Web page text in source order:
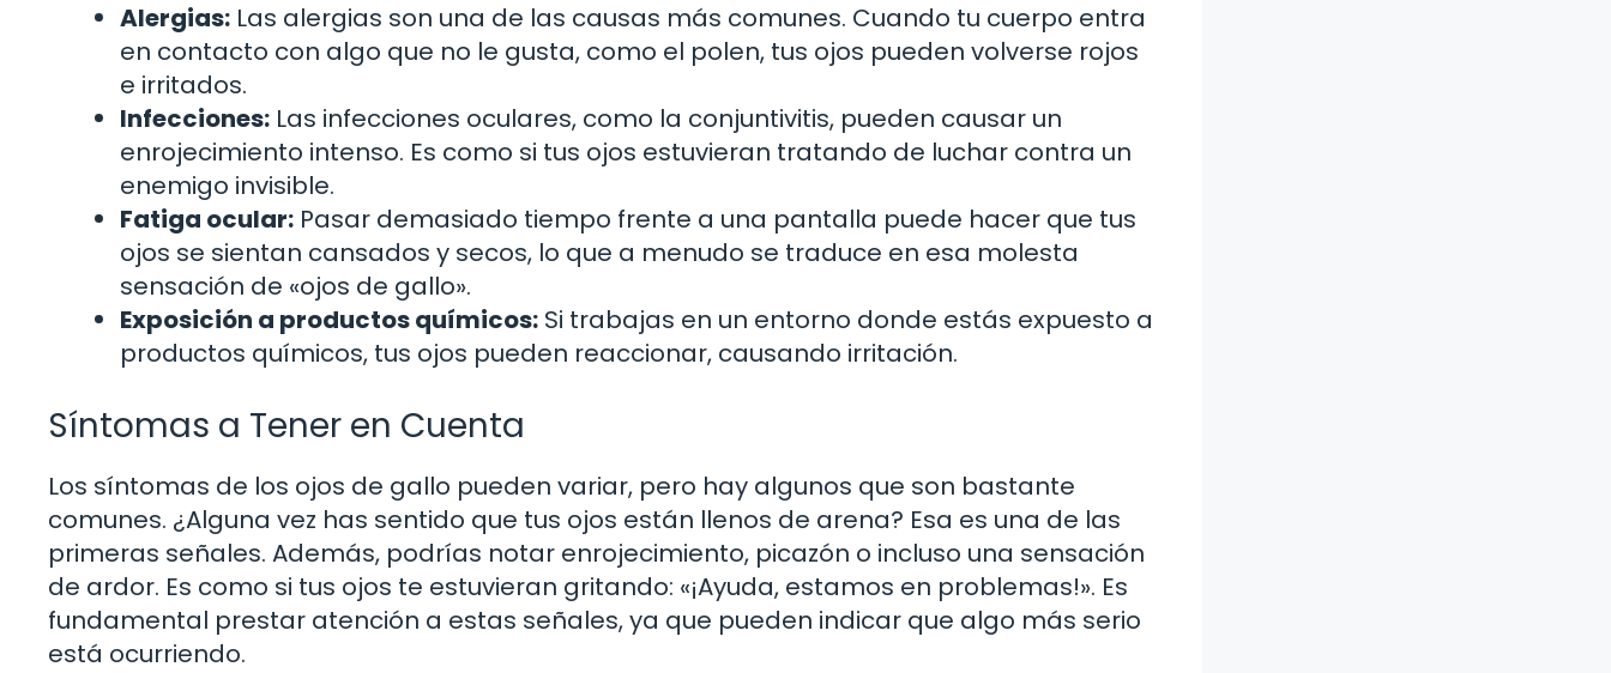
Alergias: Las alergias son una de las causas más comunes. Cuando tu cuerpo entra
en contacto con algo que no le gusta, como el polen, tus ojos pueden volverse rojos
e irritados.
Infecciones: Las infecciones oculares, como la conjuntivitis, pueden causar un
enrojecimiento intenso. Es como si tus ojos estuvieran tratando de luchar contra un
enemigo invisible.
Fatiga ocular: Pasar demasiado tiempo frente a una pantalla puede hacer que tus
ojos se sientan cansados y secos, lo que a menudo se traduce en esa molesta
sensación de «ojos de gallo».
Exposición a productos químicos: Si trabajas en un entorno donde estás expuesto a
productos químicos, tus ojos pueden reaccionar, causando irritación.
Síntomas a Tener en Cuenta
Los síntomas de los ojos de gallo pueden variar, pero hay algunos que son bastante
comunes. ¿Alguna vez has sentido que tus ojos están llenos de arena? Esa es una de las
primeras señales. Además, podrías notar enrojecimiento, picazón o incluso una sensación
de ardor. Es como si tus ojos te estuvieran gritando: «¡Ayuda, estamos en problemas!». Es
fundamental prestar atención a estas señales, ya que pueden indicar que algo más serio
está ocurriendo.